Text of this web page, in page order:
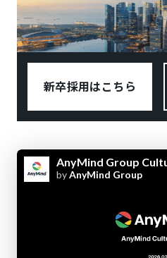
新卒採用はこちら